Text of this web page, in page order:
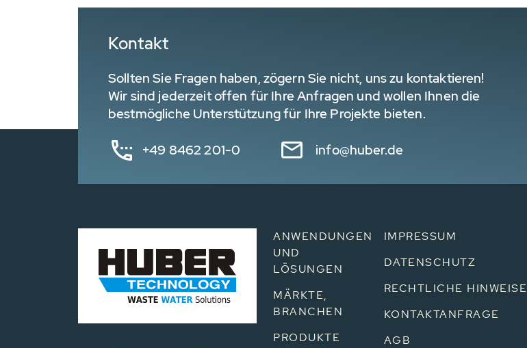
Kontakt
Sollten Sie Fragen haben, zögern Sie nicht, uns zu kontaktieren!
Wir sind jederzeit offen für Ihre Anfragen und wollen Ihnen die
bestmögliche Unterstützung für Ihre Projekte bieten.
+49 8462 201-0 info@huber.de
ANWENDUNGEN
UND
LÖSUNGEN
MÄRKTE,
BRANCHEN
PRODUKTE
IMPRESSUM
DATENSCHUTZ
RECHTLICHE HINWEISE
KONTAKTANFRAGE
AGB